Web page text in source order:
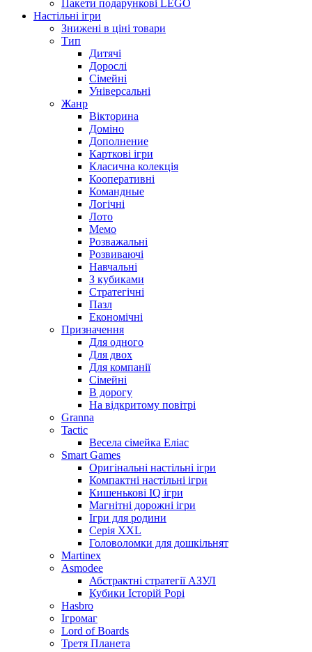
Пакети подарункові LEGO
Настільні ігри
Знижені в ціні товари
Тип
Дитячі
Дорослі
Сімейні
Універсальні
Жанр
Вікторина
Доміно
Дополнение
Карткові ігри
Класична колекція
Кооперативні
Командные
Логічні
Лото
Мемо
Розважальні
Розвиваючі
Навчальні
З кубиками
Стратегічні
Пазл
Економічні
Призначення
Для одного
Для двох
Для компанії
Сімейні
В дорогу
На відкритому повітрі
Granna
Tactic
Весела сімейка Еліас
Smart Games
Оригінальні настільні ігри
Компактні настільні ігри
Кишенькові IQ ігри
Магнітні дорожні ігри
Ігри для родини
Серія XXL
Головоломки для дошкільнят
Martinex
Asmodee
Абстрактні стратегії АЗУЛ
Кубики Історій Рорі
Hasbro
Ігромаг
Lord of Boards
Третя Планета